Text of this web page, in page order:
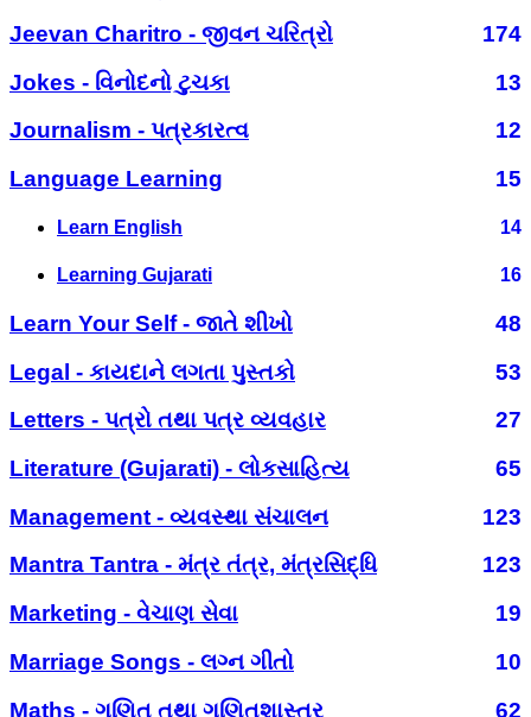
Jeevan Charitro - જીવન ચરિત્રો
174
Jokes - વિનોદનો ટુચકા
13
Journalism - પત્રકારત્વ
12
Language Learning
15
Learn English 14
Learning Gujarati 16
Learn Your Self - જાતે શીખો
48
Legal - કાયદાને લગતા પુસ્તકો
53
Letters - પત્રો તથા પત્ર વ્યવહાર
27
Literature (Gujarati) - લોકસાહિત્ય
65
Management - વ્યવસ્થા સંચાલન
123
Mantra Tantra - મંત્ર તંત્ર, મંત્રસિદ્ધિ
123
Marketing - વેચાણ સેવા
19
Marriage Songs - લગ્ન ગીતો
10
Maths - ગણિત તથા ગણિતશાસ્ત્ર
62